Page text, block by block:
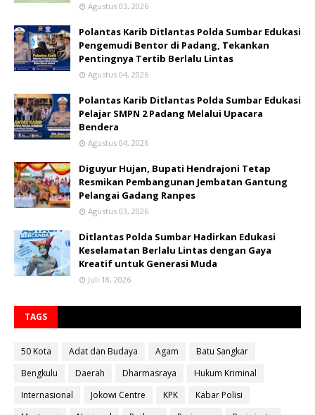
Agustus 03, 2026
Polantas Karib Ditlantas Polda Sumbar Edukasi
Pengemudi Bentor di Padang, Tekankan
Pentingnya Tertib Berlalu Lintas
Agustus 04, 2026
Polantas Karib Ditlantas Polda Sumbar Edukasi
Pelajar SMPN 2 Padang Melalui Upacara
Bendera
Agustus 04, 2026
Diguyur Hujan, Bupati Hendrajoni Tetap
Resmikan Pembangunan Jembatan Gantung
Pelangai Gadang Ranpes
Agustus 03, 2026
Ditlantas Polda Sumbar Hadirkan Edukasi
Keselamatan Berlalu Lintas dengan Gaya
Kreatif untuk Generasi Muda
Juli 18, 2026
TAGS
50 Kota Adat dan Budaya Agam
Batu Sangkar
Bengkulu
Daerah Dharmasraya
Hukum Kriminal
Internasional
Jokowi Centre KPK
Kabar Polisi